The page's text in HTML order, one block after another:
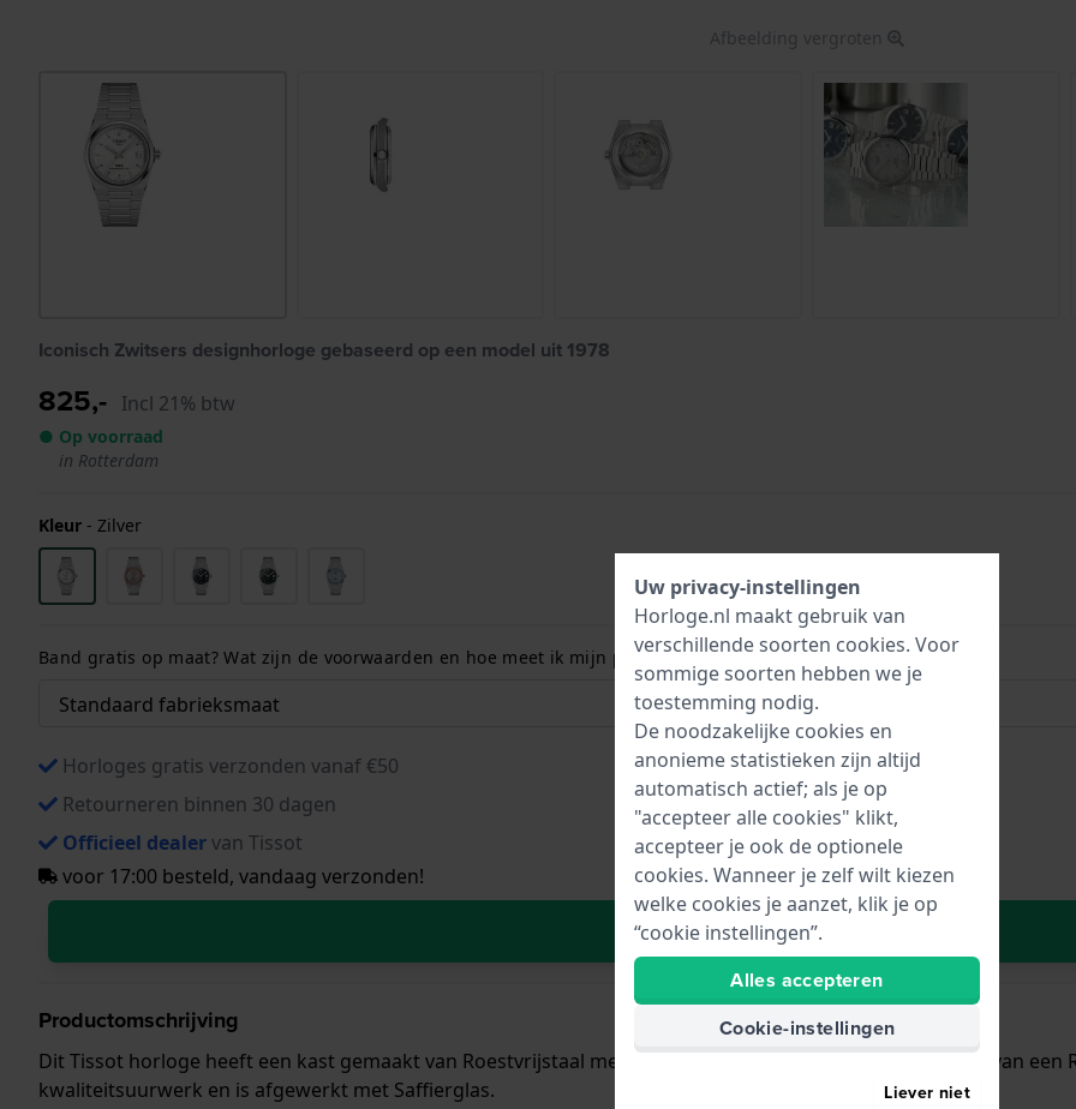
Afbeelding vergroten
Iconisch Zwitsers designhorloge gebaseerd op een model uit 1978
825,- Incl 21% btw
● Op voorraad
in Rotterdam
Kleur - Zilver
Band gratis op maat? Wat zijn de voorwaarden en hoe meet ik mijn polsmaat? Lees meer:
Horloges gratis verzonden vanaf €50
Retourneren binnen 30 dagen
Officieel dealervan Tissot
voor 17:00 besteld, vandaag verzonden!
In Winkelwagen
Productomschrijving
Dit Tissot horloge heeft een kast gemaakt van Roestvrijstaal met een diameter van 35 mm en is voorzien van een
kwaliteitsuurwerk en is afgewerkt met Saffierglas.
Uw privacy-instellingen
Horloge.nl maakt gebruik van
verschillende soorten cookies. Voor
sommige soorten hebben we je
toestemming nodig.
De noodzakelijke cookies en
anonieme statistieken zijn altijd
automatisch actief; als je op
"accepteer alle cookies" klikt,
accepteer je ook de optionele
cookies. Wanneer je zelf wilt kiezen
welke cookies je aanzet, klik je op
“cookie instellingen”.
Alles accepteren
Cookie-instellingen
Liever niet